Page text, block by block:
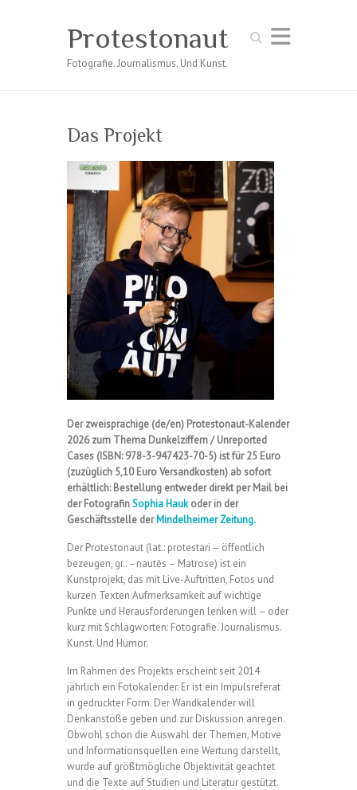
Suchen
Protestonaut
Fotografie. Journalismus. Und Kunst.
Das Projekt
Der zweisprachige (de/en) Protestonaut-Kalender
2026 zum Thema Dunkelziffern / Unreported
Cases (ISBN: 978-3-947423-70-5) ist für 25 Euro
(zuzüglich 5,10 Euro Versandkosten) ab sofort
erhältlich: Bestellung entweder direkt per Mail bei
der FotografinSophia Haukoder in der
Geschäftsstelle derMindelheimer Zeitung.
Der Protestonaut (lat.: protestari – öffentlich
bezeugen, gr.: –nautēs – Matrose) ist ein
Kunstprojekt, das mit Live-Auftritten, Fotos und
kurzen Texten Aufmerksamkeit auf wichtige
Punkte und Herausforderungen lenken will – oder
kurz mit Schlagworten: Fotografie. Journalismus.
Kunst. Und Humor.
Im Rahmen des Projekts erscheint seit 2014
jährlich ein Fotokalender. Er ist ein Impulsreferat
in gedruckter Form. Der Wandkalender will
Denkanstöße geben und zur Diskussion anregen.
Obwohl schon die Auswahl der Themen, Motive
und Informationsquellen eine Wertung darstellt,
wurde auf größtmögliche Objektivität geachtet
und die Texte auf Studien und Literatur gestützt.